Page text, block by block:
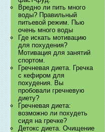
Вредно ли пить много
воды? Правильный
питьевой режим. Пью
очень много воды
Где искать мотивацию
для похудения?
Мотивация для занятий
спортом.
Гречневая диета. Гречка
с кефиром для
похудения. Вы
пробовали гречневую
диету?
Гречневая диета:
возможно ли похудеть
сидя на гречке?
Детокс диета. Очищение